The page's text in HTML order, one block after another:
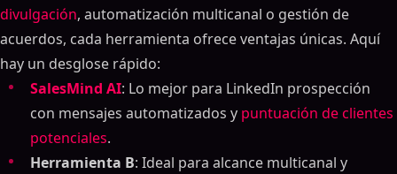
divulgación, automatización multicanal o gestión de
acuerdos, cada herramienta ofrece ventajas únicas. Aquí
hay un desglose rápido:
SalesMind AI: Lo mejor para LinkedIn prospección
con mensajes automatizados y puntuación de clientes
potenciales.
Herramienta B: Ideal para alcance multicanal y